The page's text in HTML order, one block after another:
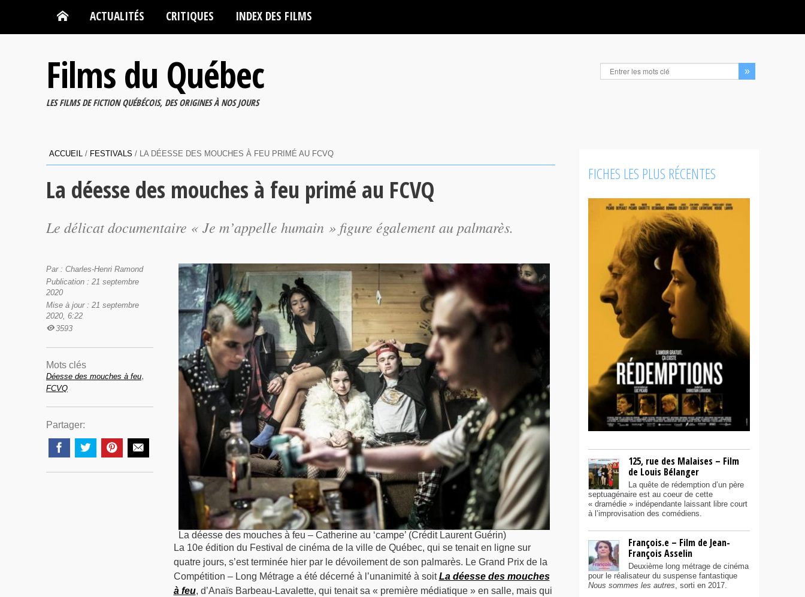
ACTUALITÉS CRITIQUES INDEX DES FILMS
Films du Québec
LES FILMS DE FICTION QUÉBÉCOIS, DES ORIGINES À NOS JOURS
ACCUEIL / FESTIVALS / LA DÉESSE DES MOUCHES À FEU PRIMÉ AU FCVQ
La déesse des mouches à feu primé au FCVQ
Le délicat documentaire « Je m’appelle humain » figure également au palmarès.
La déesse des mouches à feu – Catherine au ‘campe’ (Crédit Laurent Guérin)
La 10e édition du Festival de cinéma de la ville de Québec, qui se tenait en ligne sur
quatre jours, s’est terminée hier par le dévoilement de son palmarès. Le Grand Prix de la
Compétition – Long Métrage a été décerné à l’unanimité à soitLa déesse des mouches
à feu, d’Anaïs Barbeau-Lavalette, qui tenait sa « première médiatique » en salle, mais qui
Par : Charles-Henri Ramond
Publication : 21 septembre
2020
Mise à jour : 21 septembre
2020, 6:22
3593
Mots clés
Déesse des mouches à feu,
FCVQ
Partager:
FICHES LES PLUS RÉCENTES
125, rue des Malaises – Film
de Louis Bélanger
La quête de rédemption d’un père
septuagénaire est au coeur de cette
« dramédie » indépendante laissant libre court
à l’improvisation des comédiens.
François.e – Film de Jean-
François Asselin
Deuxième long métrage de cinéma
pour le réalisateur du suspense fantastique
Nous sommes les autres, sorti en 2017.